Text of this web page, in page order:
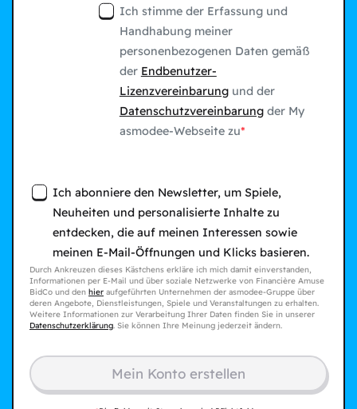
Ich stimme der Erfassung und
Handhabung meiner
personenbezogenen Daten gemäß
der Endbenutzer-
Lizenzvereinbarungund der
Datenschutzvereinbarungder My
asmodee-Webseite zu
Ich abonniere den Newsletter, um Spiele,
Neuheiten und personalisierte Inhalte zu
entdecken, die auf meinen Interessen sowie
meinen E-Mail-Öffnungen und Klicks basieren.
Durch Ankreuzen dieses Kästchens erkläre ich mich damit einverstanden,
Informationen per E-Mail und über soziale Netzwerke von Financière Amuse
BidCo und den hier aufgeführten Unternehmen der asmodee-Gruppe über
deren Angebote, Dienstleistungen, Spiele und Veranstaltungen zu erhalten.
Weitere Informationen zur Verarbeitung Ihrer Daten finden Sie in unserer
Datenschutzerklärung. Sie können Ihre Meinung jederzeit ändern.
Mein Konto erstellen​